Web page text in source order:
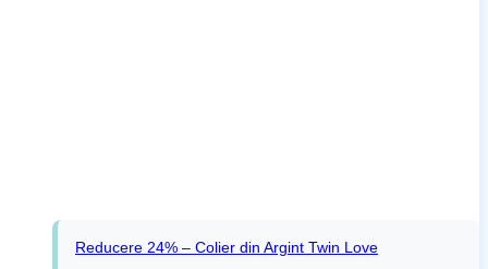
Reducere 24% – Colier din Argint Twin Love